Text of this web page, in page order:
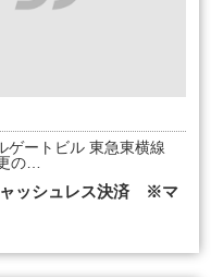
ゲートビル 東急東横線
の…
ャッシュレス決済 ※マ